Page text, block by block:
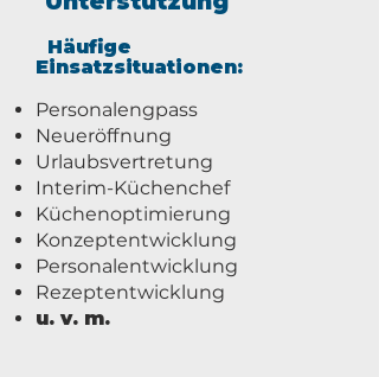
Häufige
Einsatzsituationen:
Personalengpass
Neueröffnung
Urlaubsvertretung
Interim-Küchenchef
Küchenoptimierung
Konzeptentwicklung
Personalentwicklung
Rezeptentwicklung
u. v. m.